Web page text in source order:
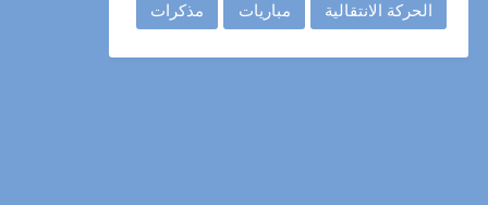
الحركة الانتقالية مباريات مذكرات